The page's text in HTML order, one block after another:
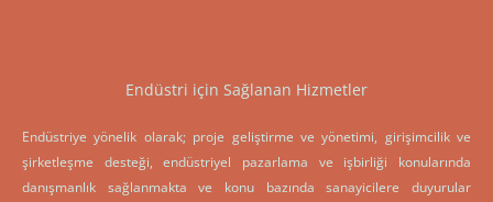
Endüstri için Sağlanan Hizmetler
Endüstriye yönelik olarak; proje geliştirme ve yönetimi, girişimcilik ve
şirketleşme desteği, endüstriyel pazarlama ve işbirliği konularında
danışmanlık sağlanmakta ve konu bazında sanayicilere duyurular